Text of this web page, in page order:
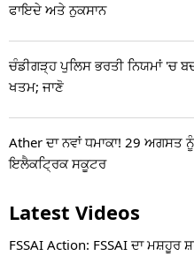
ਫਾਇਦੇ ਅਤੇ ਨੁਕਸਾਨ
ਚੰਡੀਗੜ੍ਹ ਪੁਲਿਸ ਭਰਤੀ ਨਿਯਮਾਂ 'ਚ
ਖਤਮ; ਜਾਣੋ
Ather ਦਾ ਨਵਾਂ ਧਮਾਕਾ! 29 ਅਗਸਤ
ਇਲੈਕਟ੍ਰਿਕ ਸਕੂਟਰ
Latest Videos
FSSAI Action: FSSAI ਦਾ ਮਸ਼ਹੂਰ